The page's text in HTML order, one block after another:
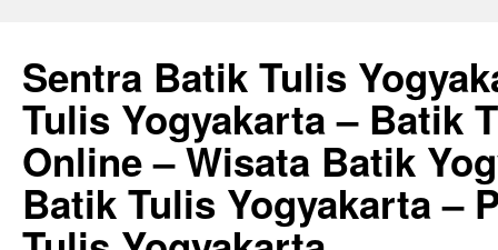
Sentra Batik Tulis
Tulis Yogyakarta – Batik
Online – Wisata Batik
Batik Tulis Yogyakarta –